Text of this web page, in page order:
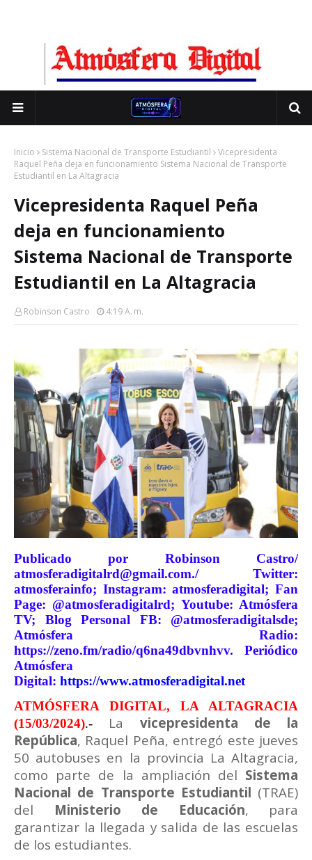
Inicio Sistema Nacional de Transporte Estudiantil
Vicepresidenta
Raquel Peña deja en funcionamiento Sistema Nacional de Transporte
Estudiantil en La Altagracia
Vicepresidenta Raquel Peña
deja en funcionamiento
Sistema Nacional de Transporte
Estudiantil en La Altagracia
Robinson Castro 4:19 A. M.
Publicado por Robinson Castro/
atmosferadigitalrd@gmail.com./ Twitter:
atmosferainfo; Instagram: atmosferadigital; Fan
Page: @atmosferadigitalrd; Youtube: Atmósfera
TV; Blog Personal FB: @atmosferadigitalsde;
Atmósfera Radio:
https://zeno.fm/radio/q6na49dbvnhvv. Periódico
Atmósfera
Digital: https://www.atmosferadigital.net
ATMÓSFERA DIGITAL, LA ALTAGRACIA
(15/03/2024).- La vicepresidenta de la
República, Raquel Peña, entregó este jueves
50 autobuses en la provincia La Altagracia,
como parte de la ampliación del Sistema
Nacional de Transporte Estudiantil (TRAE)
del Ministerio de Educación, para
garantizar la llegada y salida de las escuelas
de los estudiantes.